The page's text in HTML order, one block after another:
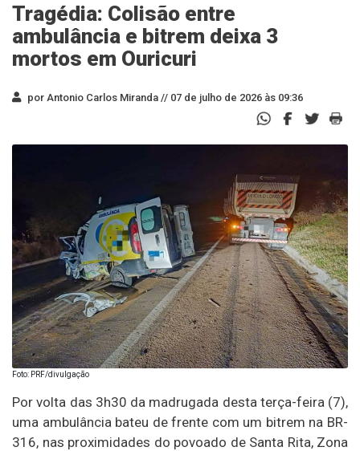
Tragédia: Colisão entre
ambulância e bitrem deixa 3
mortos em Ouricuri
por Antonio Carlos Miranda // 07 de julho de 2026 às 09:36
Foto: PRF/divulgação
Por volta das 3h30 da madrugada desta terça-feira (7),
uma ambulância bateu de frente com um bitrem na BR-
316, nas proximidades do povoado de Santa Rita, Zona